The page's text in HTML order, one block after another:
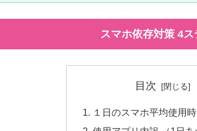
スマホ依存対策 4ス
目次
１日のスマホ平均使用